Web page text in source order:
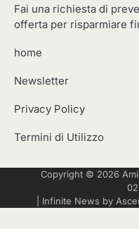
Fai una richiesta di
offerta per risparmiare
home
Newsletter
Privacy Policy
Termini di Utilizzo
Copyright © 2026
| Infinite News by